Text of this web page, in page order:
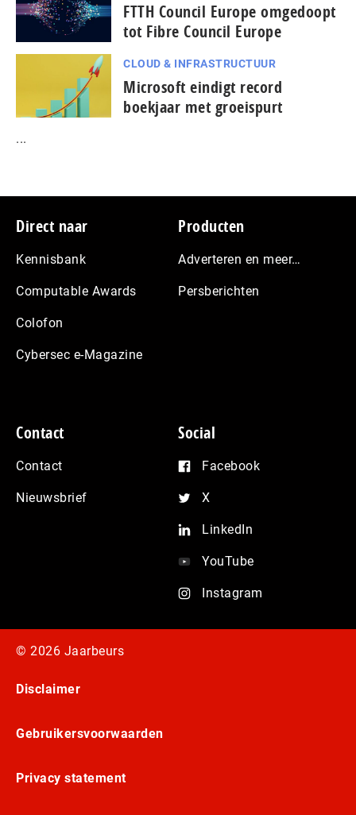
FTTH Council Europe omgedoopt
tot Fibre Council Europe
CLOUD & INFRASTRUCTUUR
Microsoft eindigt record
boekjaar met groeispurt
...
Footer
Direct naar
Kennisbank
Computable Awards
Colofon
Cybersec e-Magazine
Producten
Adverteren en meer…
Persberichten
Contact
Contact
Nieuwsbrief
Social
Facebook
X
LinkedIn
YouTube
Instagram
© 2026 Jaarbeurs
Disclaimer
Gebruikersvoorwaarden
Privacy statement